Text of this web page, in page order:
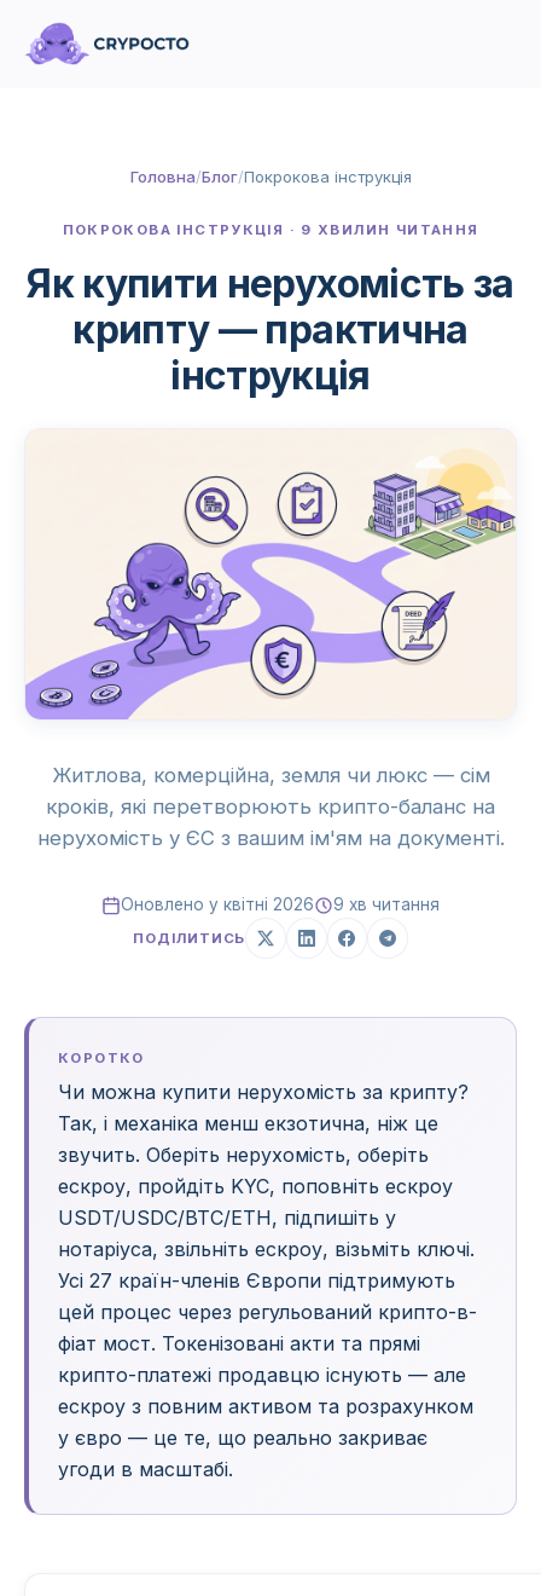
Головна/Блог/Покрокова інструкція
ПОКРОКОВА ІНСТРУКЦІЯ · 9 ХВИЛИН ЧИТАННЯ
Як купити нерухомість за
крипту — практична
інструкція
Житлова, комерційна, земля чи люкс — сім
кроків, які перетворюють крипто-баланс на
нерухомість у ЄС з вашим ім'ям на документі.
Оновлено у квітні 2026 9 хв читання
ПОДІЛИТИСЬ
КОРОТКО
Чи можна купити нерухомість за крипту?
Так, і механіка менш екзотична, ніж це
звучить. Оберіть нерухомість, оберіть
ескроу, пройдіть KYC, поповніть ескроу
USDT/USDC/BTC/ETH, підпишіть у
нотаріуса, звільніть ескроу, візьміть ключі.
Усі 27 країн-членів Європи підтримують
цей процес через регульований крипто-в-
фіат мост. Токенізовані акти та прямі
крипто-платежі продавцю існують — але
ескроу з повним активом та розрахунком
у євро — це те, що реально закриває
угоди в масштабі.